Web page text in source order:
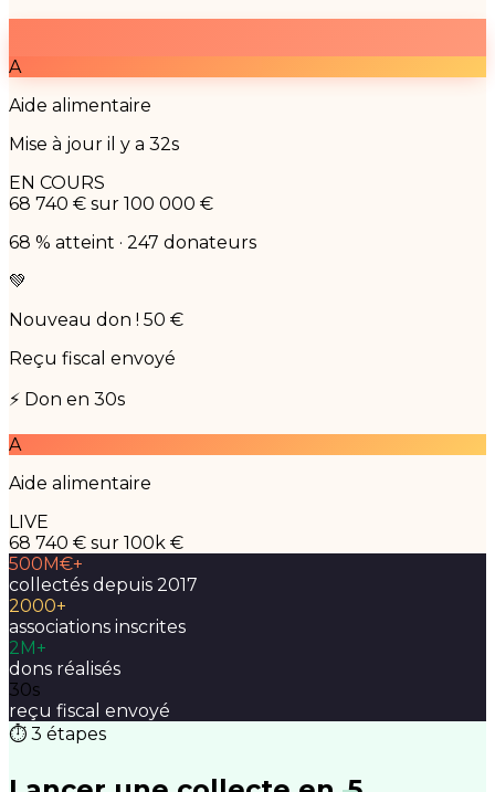
A
Aide alimentaire
Mise à jour il y a 32s
EN COURS
68 740 € sur 100 000 €
68 % atteint · 247 donateurs
💚
Nouveau don ! 50 €
Reçu fiscal envoyé
⚡ Don en 30s
A
Aide alimentaire
LIVE
68 740 € sur 100k €
500M€+
collectés depuis 2017
2000+
associations inscrites
2M+
dons réalisés
30s
reçu fiscal envoyé
⏱ 3 étapes